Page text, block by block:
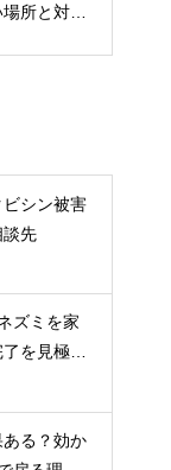
所と対策
シン被害
談先
ズミを家
を見極め
る？効か